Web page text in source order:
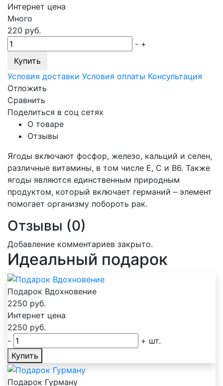
Интернет цена
Много
220 руб.
- +
Купить
Условия доставки Условия оплаты Консультация
Отложить
Сравнить
Поделиться в соц сетях
О товаре
Отзывы
Ягоды включают фосфор, железо, кальций и селен,
различные витамины, в том числе E, C и B6. Также
ягоды являются единственным природным
продуктом, который включает германий – элемент
помогает организму побороть рак.
Отзывы (0)
Добавление комментариев закрыто.
Идеальный подарок
Подарок Вдохновение
2250 руб.
Интернет цена
2250 руб.
-
+ шт.
Купить
Подарок Гурману